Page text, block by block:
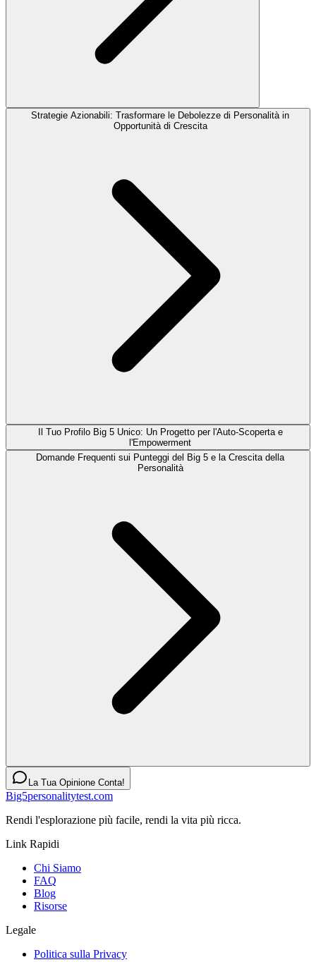
Strategie Azionabili: Trasformare le Debolezze di Personalità in
Opportunità di Crescita
Il Tuo Profilo Big 5 Unico: Un Progetto per l'Auto-Scoperta e
l'Empowerment
Domande Frequenti sui Punteggi del Big 5 e la Crescita della
Personalità
La Tua Opinione Conta!
Big5personalitytest.com
Rendi l'esplorazione più facile, rendi la vita più ricca.
Link Rapidi
Chi Siamo
FAQ
Blog
Risorse
Legale
Politica sulla Privacy